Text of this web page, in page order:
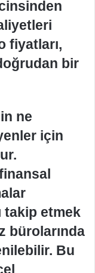
fiyatları,
bir
ne
için
takip etmek
bürolarında
Bu